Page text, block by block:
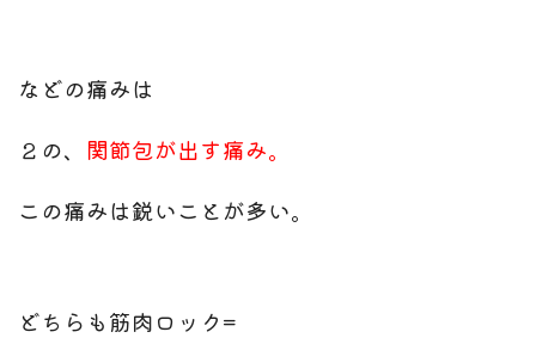
などの痛みは
２の、 関節包が出す痛み。
この痛みは鋭いことが多い。
どちらも筋肉ロック=